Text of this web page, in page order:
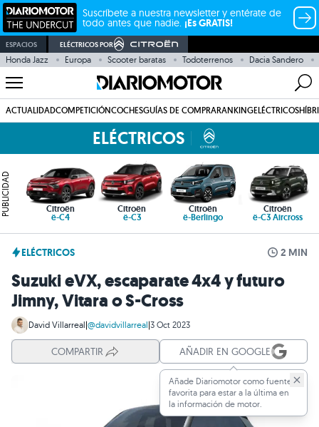
Suscríbete a nuestra newsletter y entérate de
todo antes que nadie. ¡Es GRATIS!
ESPACIOS ELÉCTRICOS POR
Honda Jazz Europa Scooter baratas Todoterrenos Dacia Sandero
ACTUALIDADCOMPETICIÓNCOCHESGUÍAS DE COMPRARANKINGELÉCTRICOS
ELÉCTRICOS
PUBLICIDAD Citroën
ë-C4
Citroën
ë-C3
Citroën
ë-Berlingo
Citroën
ë-C3 Aircross
ELÉCTRICOS 2 MIN
Suzuki eVX, escaparate 4x4 y futuro
Jimny, Vitara o S-Cross
David Villarreal|@davidvillarreal|3 Oct 2023
COMPARTIR AÑADIR EN GOOGLE
Añade Diariomotor como fuente
favorita para estar a la última en
la información de motor.